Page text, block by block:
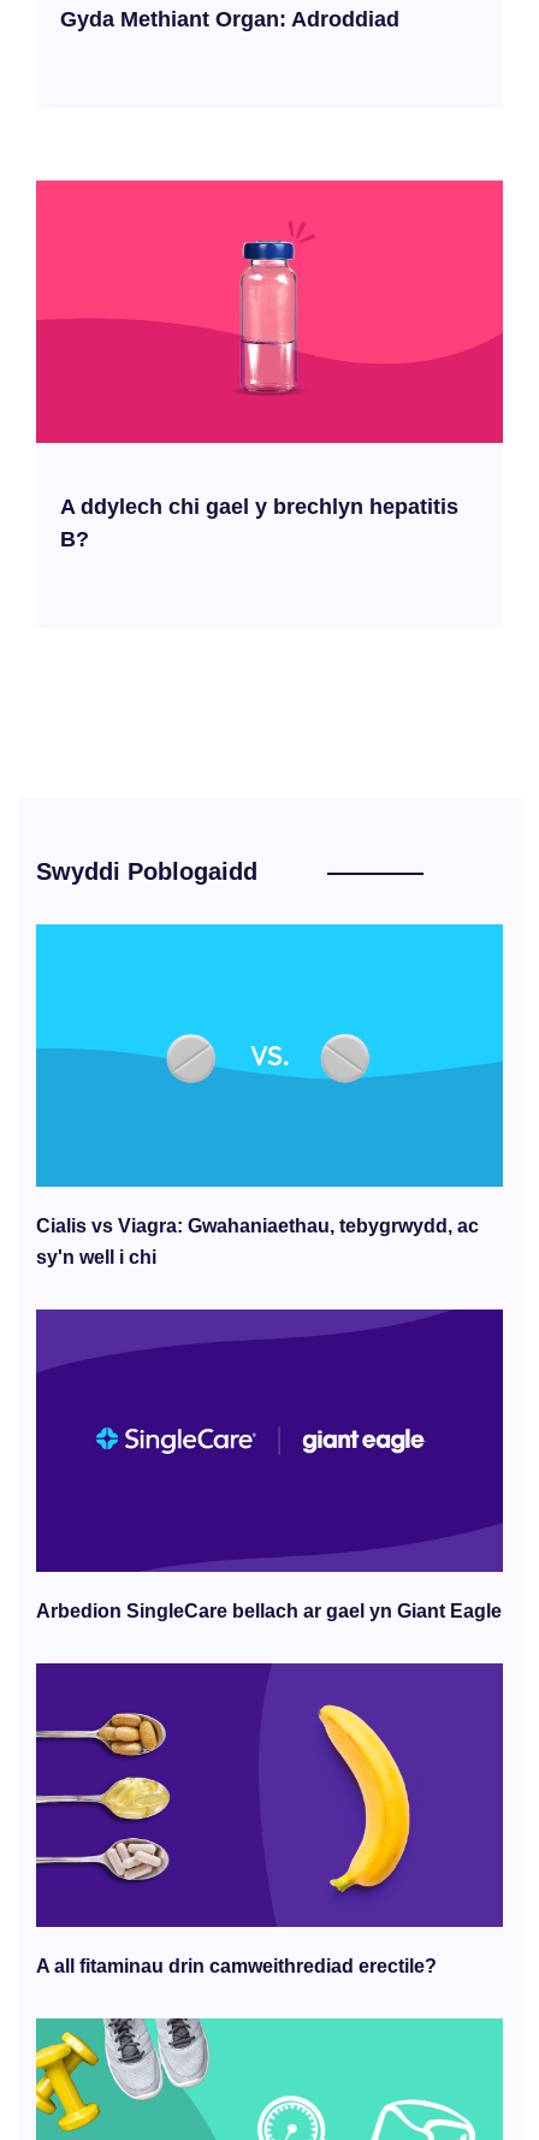
Gyda Methiant Organ: Adroddiad
A ddylech chi gael y brechlyn hepatitis
B?
Swyddi Poblogaidd
Cialis vs Viagra: Gwahaniaethau, tebygrwydd, ac
sy'n well i chi
Arbedion SingleCare bellach ar gael yn Giant Eagle
A all fitaminau drin camweithrediad erectile?